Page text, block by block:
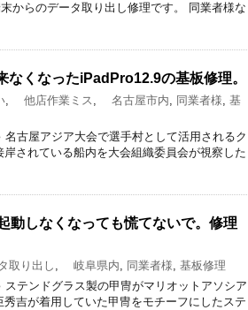
からのデータ取り出し修理です。 同業者様な
なくなったiPadPro12.9の基板修理。
, 他店作業ミス , 名古屋市内, 同業者様, 基
古屋アジア大会で選手村として活用されるク
されている船内を大会組織委員会が視察した
動しなくなっても慌てないで。修理
取り出し , 岐阜県内, 同業者様, 基板修理
テンドグラス製の甲冑がマリオットアソシア
吉が着用していた甲冑をモチーフにしたステ